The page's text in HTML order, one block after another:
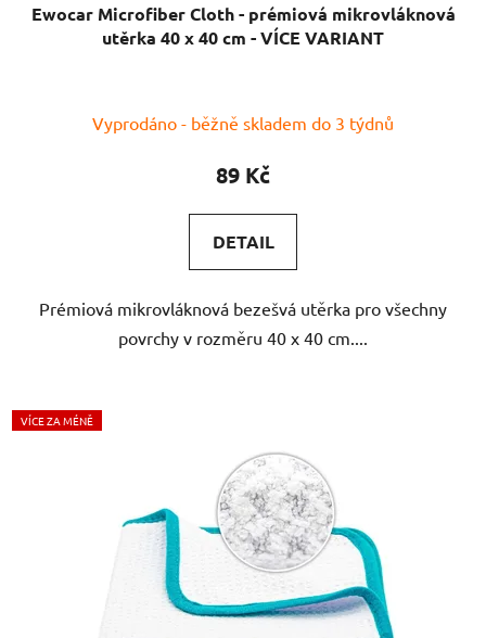
Ewocar Microfiber Cloth - prémiová mikrovláknová
utěrka 40 x 40 cm - VÍCE VARIANT
hodnocení
produktu
5,0
z
hvězdiček.
Vyprodáno - běžně skladem do 3 týdnů
89 Kč
DETAIL
Prémiová mikrovláknová bezešvá utěrka pro všechny
povrchy v rozměru 40 x 40 cm....
VÍCE ZA MÉNĚ